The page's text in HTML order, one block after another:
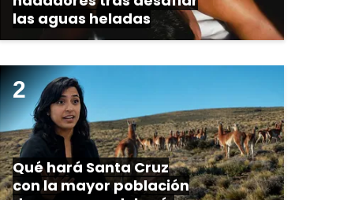
las aguas heladas
Qué hará Santa Cruz
con la mayor población